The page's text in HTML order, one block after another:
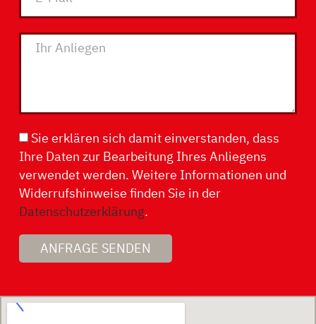
Sie erklären sich damit einverstanden, dass
Ihre Daten zur Bearbeitung Ihres Anliegens
verwendet werden. Weitere Informationen und
Widerrufshinweise finden Sie in der
Datenschutzerklärung.
ANFRAGE SENDEN